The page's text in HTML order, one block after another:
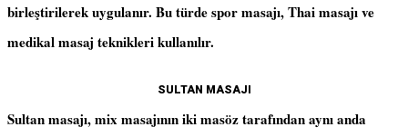
birleştirilerek uygulanır. Bu türde spor masajı, Thai masajı ve
medikal masaj teknikleri kullanılır.
SULTAN MASAJI
Sultan masajı, mix masajının iki masöz tarafından aynı anda